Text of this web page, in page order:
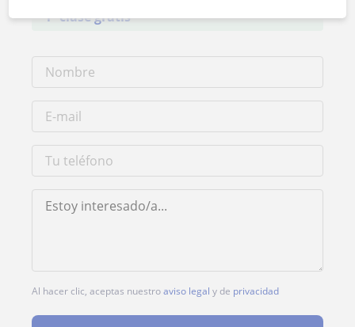
1ª clase gratis
Al hacer clic, aceptas nuestroaviso legal y de privacidad